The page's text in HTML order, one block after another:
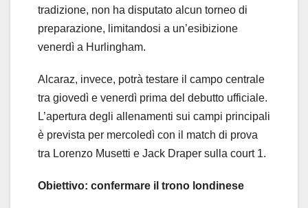
tradizione, non ha disputato alcun torneo di
preparazione, limitandosi a un’esibizione
venerdì a Hurlingham.
Alcaraz, invece, potrà testare il campo centrale
tra giovedì e venerdì prima del debutto ufficiale.
L’apertura degli allenamenti sui campi principali
è prevista per mercoledì con il match di prova
tra Lorenzo Musetti e Jack Draper sulla court 1.
Obiettivo: confermare il trono londinese